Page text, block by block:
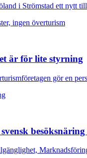
i Strömstad ett nytt
är för lite styrning
gör en
besöksnäring